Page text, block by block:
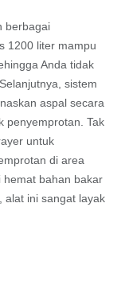
berbagai
1200 liter mampu
Anda tidak
sistem
aspal secara
penyemprotan. Tak
untuk
di area
hemat bahan bakar
alat ini sangat layak